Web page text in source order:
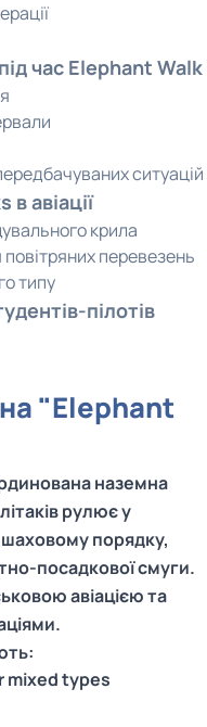
час Elephant Walk
ситуацій
авіації
крила
перевезень
типу
пілотів
"Elephant
наземна
рулює у
порядку,
посадкової смуги.
авіацією та
mixed types